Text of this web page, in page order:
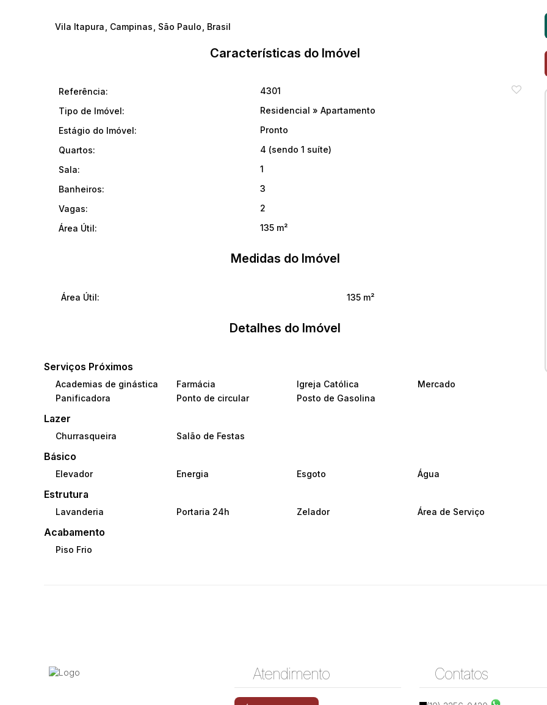
Vila Itapura Campinas São Paulo Brasil
Características do Imóvel
Referência:
4301
Tipo de Imóvel:
Residencial » Apartamento
Estágio do Imóvel:
Pronto
Quartos:
4 (sendo 1 suíte)
Sala:
1
Banheiros:
3
Vagas:
2
Área Útil:
135 m²
Medidas do Imóvel
Área Útil: 135 m²
Detalhes do Imóvel
Serviços Próximos
Academias de ginástica Farmácia Igreja Católica
Mercado
Panificadora
Ponto de circular Posto de Gasolina
Lazer
Churrasqueira Salão de Festas
Básico
Elevador Energia Esgoto Água
Estrutura
Lavanderia Portaria 24h Zelador Área de Serviço
Acabamento
Piso Frio
Atendimento Contatos